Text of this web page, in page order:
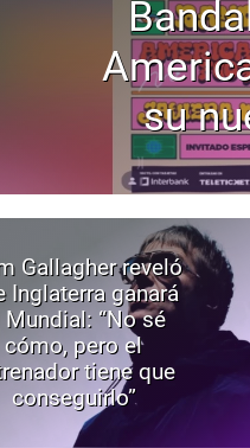
su
Gallagher reveló
Inglaterra ganará
Mundial: “No sé
cómo, pero el
tiene que
conseguirlo”